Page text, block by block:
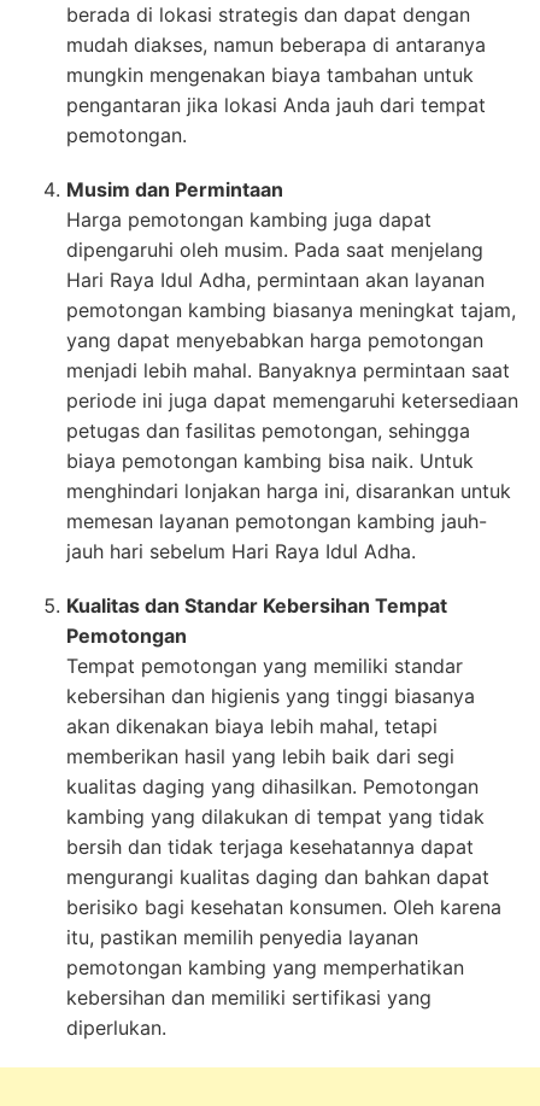
berada di lokasi strategis dan dapat dengan
mudah diakses, namun beberapa di antaranya
mungkin mengenakan biaya tambahan untuk
pengantaran jika lokasi Anda jauh dari tempat
pemotongan.
Musim dan Permintaan
Harga pemotongan kambing juga dapat
dipengaruhi oleh musim. Pada saat menjelang
Hari Raya Idul Adha, permintaan akan layanan
pemotongan kambing biasanya meningkat tajam,
yang dapat menyebabkan harga pemotongan
menjadi lebih mahal. Banyaknya permintaan saat
periode ini juga dapat memengaruhi ketersediaan
petugas dan fasilitas pemotongan, sehingga
biaya pemotongan kambing bisa naik. Untuk
menghindari lonjakan harga ini, disarankan untuk
memesan layanan pemotongan kambing jauh-
jauh hari sebelum Hari Raya Idul Adha.
Kualitas dan Standar Kebersihan Tempat
Pemotongan
Tempat pemotongan yang memiliki standar
kebersihan dan higienis yang tinggi biasanya
akan dikenakan biaya lebih mahal, tetapi
memberikan hasil yang lebih baik dari segi
kualitas daging yang dihasilkan. Pemotongan
kambing yang dilakukan di tempat yang tidak
bersih dan tidak terjaga kesehatannya dapat
mengurangi kualitas daging dan bahkan dapat
berisiko bagi kesehatan konsumen. Oleh karena
itu, pastikan memilih penyedia layanan
pemotongan kambing yang memperhatikan
kebersihan dan memiliki sertifikasi yang
diperlukan.